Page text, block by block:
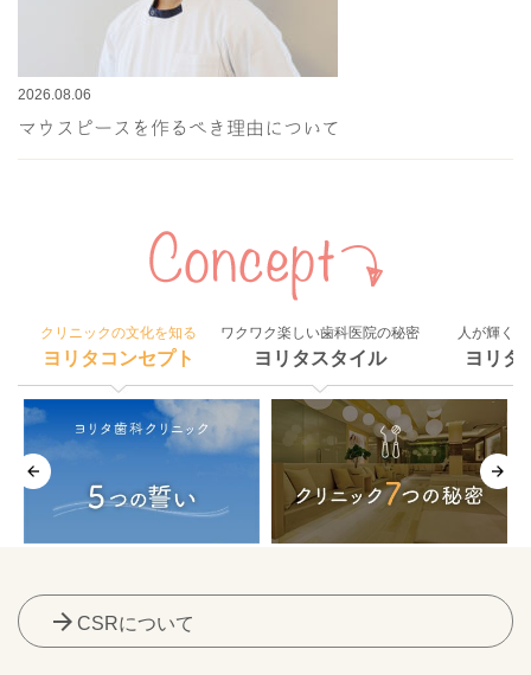
2026.08.06
マウスピースを作るべき理由について
クリニックの文化を知る
ヨリタコンセプト
ワクワク楽しい歯科医院の秘密
ヨリタスタイル
人が輝く
ヨリタ
arrow_forward CSRについて